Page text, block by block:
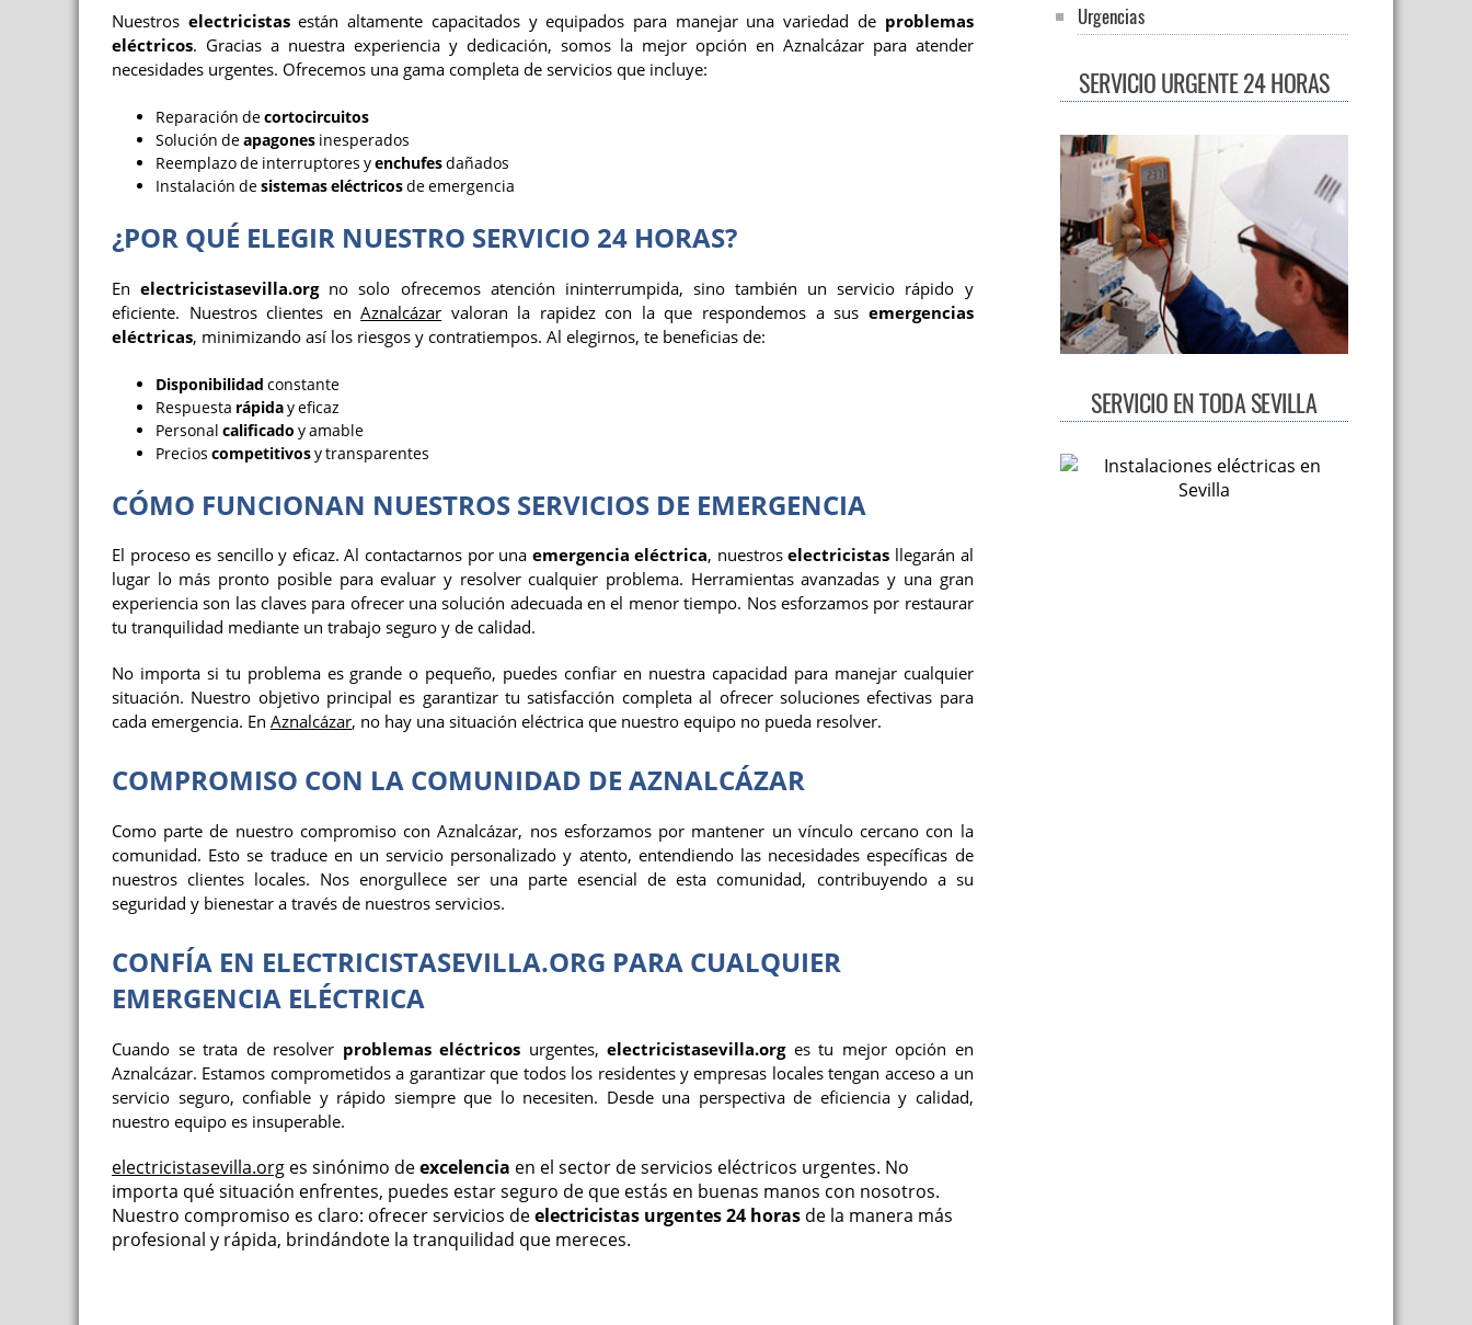
Nuestros electricistasestán altamente capacitados y equipados para manejar una variedad de problemas
eléctricos. Gracias a nuestra experiencia y dedicación, somos la mejor opción en Aznalcázar para atender
necesidades urgentes. Ofrecemos una gama completa de servicios que incluye:
Reparación decortocircuitos
Solución deapagones inesperados
Reemplazo de interruptores yenchufesdañados
Instalación desistemas eléctricosde emergencia
¿POR QUÉ ELEGIR NUESTRO SERVICIO 24 HORAS?
Enelectricistasevilla.orgno solo ofrecemos atención ininterrumpida, sino también un servicio rápido y
eficiente. Nuestros clientes enAznalcázar valoran la rapidez con la que respondemos a sus emergencias
eléctricas, minimizando así los riesgos y contratiempos. Al elegirnos, te beneficias de:
Disponibilidad constante
Respuesta rápiday eficaz
Personal calificado y amable
Precios competitivosy transparentes
CÓMO FUNCIONAN NUESTROS SERVICIOS DE EMERGENCIA
El proceso es sencillo y eficaz. Al contactarnos por una emergencia eléctrica, nuestroselectricistas llegarán al
lugar lo más pronto posible para evaluar y resolver cualquier problema. Herramientas avanzadas y una gran
experiencia son las claves para ofrecer una solución adecuada en el menor tiempo. Nos esforzamos por restaurar
tu tranquilidad mediante un trabajo seguro y de calidad.
No importa si tu problema es grande o pequeño, puedes confiar en nuestra capacidad para manejar cualquier
situación. Nuestro objetivo principal es garantizar tu satisfacción completa al ofrecer soluciones efectivas para
cada emergencia. En Aznalcázar, no hay una situación eléctrica que nuestro equipo no pueda resolver.
COMPROMISO CON LA COMUNIDAD DE AZNALCÁZAR
Como parte de nuestro compromiso con Aznalcázar, nos esforzamos por mantener un vínculo cercano con la
comunidad. Esto se traduce en un servicio personalizado y atento, entendiendo las necesidades específicas de
nuestros clientes locales. Nos enorgullece ser una parte esencial de esta comunidad, contribuyendo a su
seguridad y bienestar a través de nuestros servicios.
CONFÍA EN ELECTRICISTASEVILLA.ORG PARA CUALQUIER
EMERGENCIA ELÉCTRICA
Cuando se trata de resolver problemas eléctricos urgentes,electricistasevilla.orges tu mejor opción en
Aznalcázar. Estamos comprometidos a garantizar que todos los residentes y empresas locales tengan acceso a un
servicio seguro, confiable y rápido siempre que lo necesiten. Desde una perspectiva de eficiencia y calidad,
nuestro equipo es insuperable.
electricistasevilla.org es sinónimo deexcelencia en el sector de servicios eléctricos urgentes. No
importa qué situación enfrentes, puedes estar seguro de que estás en buenas manos con nosotros.
Nuestro compromiso es claro: ofrecer servicios deelectricistas urgentes 24 horas de la manera más
profesional y rápida, brindándote la tranquilidad que mereces.
Urgencias
SERVICIO URGENTE 24 HORAS
SERVICIO EN TODA SEVILLA